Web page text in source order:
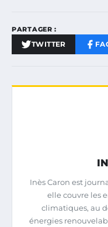
PARTAGER :
TWITTER
Inès Caron est
elle couvre les
climatiques, au
énergies